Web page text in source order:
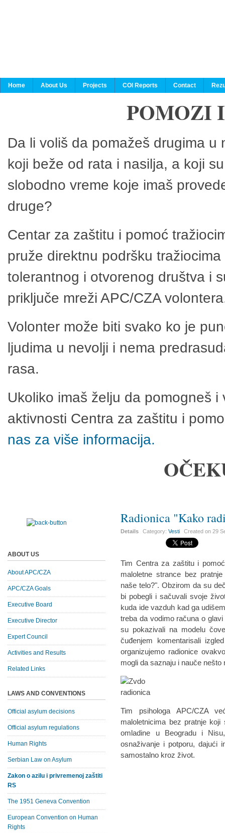
Home About Us Projects COI Reports Contact
POMOZI
Da li voliš da pomažeš drugima
koji beže od rata i nasilja, a koji
slobodno vreme koje imaš
druge?
Centar za zaštitu i pomoć
pruže direktnu podršku
tolerantnog i otvorenog društva i
priključe mreži APC/CZA
Volonter može biti svako ko je
ljudima u nevolji i nema
rasa.
Ukoliko imaš želju da pomogneš
aktivnosti Centra za zaštitu i
nas za više informacija.
Radionica "Kako
Details Category:Vesti Created on29
Tim Centra za zaštitu i
maloletne strance bez
naše telo?". Obzirom da su
bi pobegli i sačuvali svoje
kuda ide vazduh kad ga
treba da vodimo računa o
su pokazivali na modelu
čuđenjem komentarisali
organizujemo radionice
mogli da saznaju i nauče nešto
Tim psihologa APC/CZA
maloletnicima bez pratnje
omladine u Beogradu i
osnaživanje i potporu, dajući
samostalno kroz život.
ABOUT US
About APC/CZA
APC/CZA Goals
Executive Board
Executive Director
Expert Council
Activities and Results
Related Links
LAWS AND CONVENTIONS
Official asylum decisions
Official asylum regulations
Human Rights
Serbian Law on Asylum
Zakon o azilu i privremenoj zaštiti
RS
The 1951 Geneva Convention
European Convention on Human
Rights